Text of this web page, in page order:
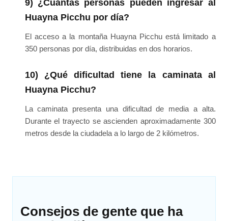
9) ¿Cuántas personas pueden ingresar al
Huayna Picchu por día?
El acceso a la montaña Huayna Picchu está limitado a
350 personas por día, distribuidas en dos horarios.
10) ¿Qué dificultad tiene la caminata al
Huayna Picchu?
La caminata presenta una dificultad de media a alta.
Durante el trayecto se ascienden aproximadamente 300
metros desde la ciudadela a lo largo de 2 kilómetros.
Consejos de gente que ha